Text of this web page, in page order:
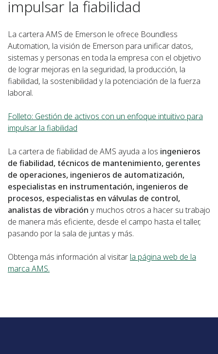
impulsar la fiabilidad
La cartera AMS de Emerson le ofrece Boundless
Automation, la visión de Emerson para unificar datos,
sistemas y personas en toda la empresa con el objetivo
de lograr mejoras en la seguridad, la producción, la
fiabilidad, la sostenibilidad y la potenciación de la fuerza
laboral.
Folleto: Gestión de activos con un enfoque intuitivo para
impulsar la fiabilidad
La cartera de fiabilidad de AMS ayuda a los ingenieros
de fiabilidad, técnicos de mantenimiento, gerentes
de operaciones, ingenieros de automatización,
especialistas en instrumentación, ingenieros de
procesos, especialistas en válvulas de control,
analistas de vibración y muchos otros a hacer su trabajo
de manera más eficiente, desde el campo hasta el taller,
pasando por la sala de juntas y más.
Obtenga más información al visitar la página web de la
marca AMS.